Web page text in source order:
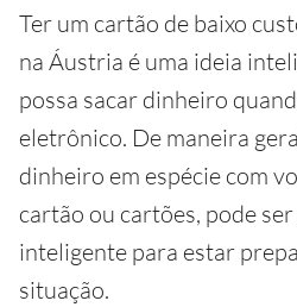
Ter um cartão de baixo
na Áustria é uma ideia
possa sacar dinheiro
eletrônico. De maneira
dinheiro em espécie com
cartão ou cartões, pode
inteligente para estar
situação.